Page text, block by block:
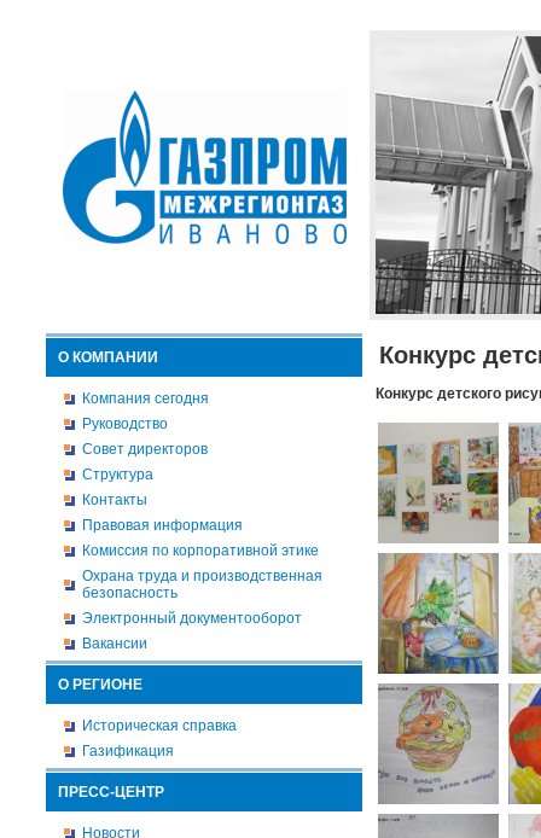
О КОМПАНИИ
Компания сегодня
Руководство
Совет директоров
Структура
Контакты
Правовая информация
Комиссия по корпоративной этике
Охрана труда и производственная
безопасность
Электронный документооборот
Вакансии
О РЕГИОНЕ
Историческая справка
Газификация
ПРЕСС-ЦЕНТР
Новости
Конкурс
Конкурс детского